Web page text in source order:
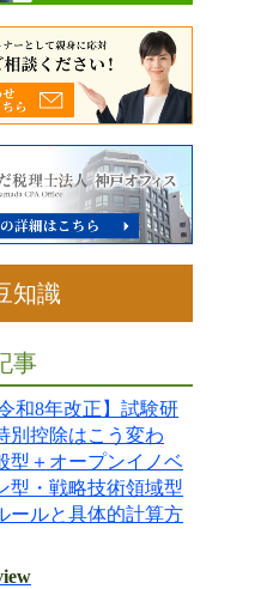
知識
事
和8年改正】試験研
別控除はこう変わ
型＋オープンイノベ
型・戦略技術領域型
ールと具体的計算方